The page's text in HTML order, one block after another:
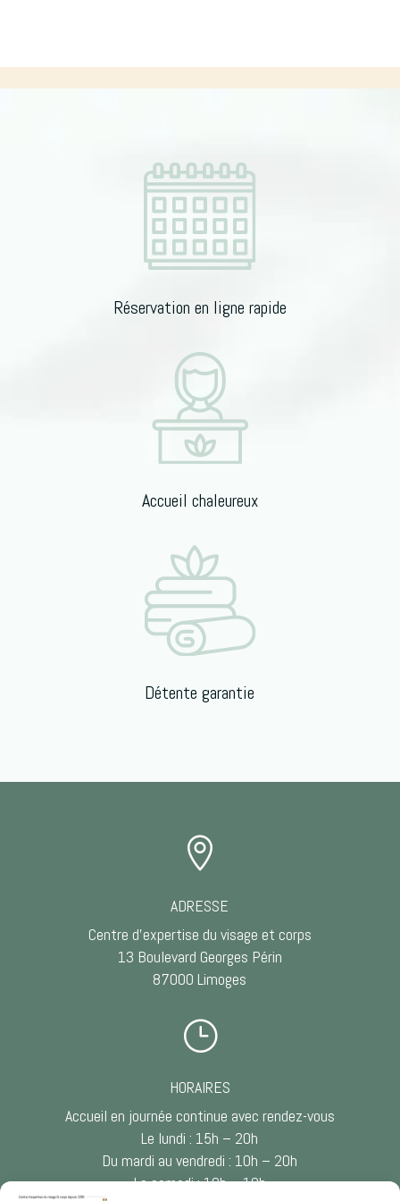
t
Réservation en ligne rapide
Accueil chaleureux
Détente garantie

ADRESSE
Centre d’expertise du visage et corps
13 Boulevard Georges Périn
87000 Limoges
}
HORAIRES
Accueil en journée continue avec rendez-vous
Le lundi : 15h – 20h
Du mardi au vendredi : 10h – 20h
Le samedi : 10h – 18h